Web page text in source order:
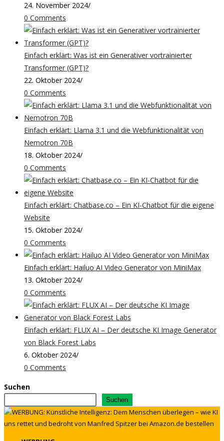
24. November 2024/
0 Comments
Einfach erklärt: Was ist ein Generativer vortrainierter
Transformer (GPT)?
22. Oktober 2024/
0 Comments
Einfach erklärt: Llama 3.1 und die Webfunktionalität von
Nemotron 70B
18. Oktober 2024/
0 Comments
Einfach erklärt: Chatbase.co – Ein KI-Chatbot für die eigene
Website
15. Oktober 2024/
0 Comments
Einfach erklärt: Hailuo AI Video Generator von MiniMax
13. Oktober 2024/
0 Comments
Einfach erklärt: FLUX AI – Der deutsche KI Image Generator
von Black Forest Labs
6. Oktober 2024/
0 Comments
Suchen
Suchen